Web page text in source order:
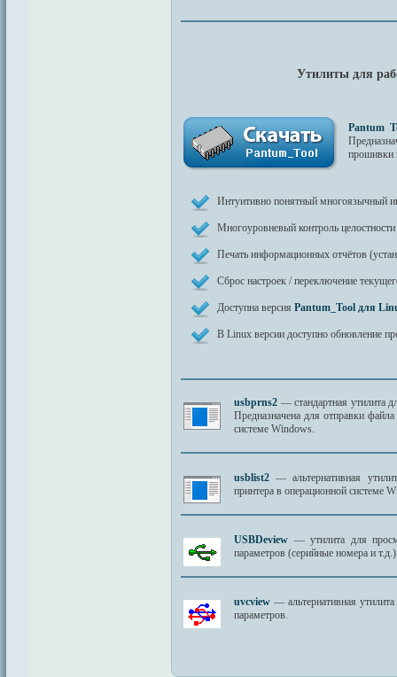
Утилиты для
Pantum
прошивки
Интуитивно понятный многоязычный
Многоуровневый контроль
Печать информационных отчётов
Cброс настроек / переключение
Доступна версияPantum_Tool для
В Linux версии доступно обновление
usbprns2 — стандартная утилита
Предназначена для отправки
системе Windows.
usblist2 — альтернативная
принтера в операционной системе
USBDeview — утилита для
параметров (серийные номера и
uvcview — альтернативная
параметров.